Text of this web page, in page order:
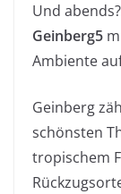
Und
Geinberg5
Ambiente
Geinberg
schönsten
tropischem